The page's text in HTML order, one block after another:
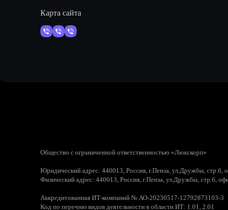
Карта сайта
Общество с ограниченной ответственностью «Люкскорп»
Юридический адрес: 440013, Россия, г.Пенза, ул.Дружбы, стр.6,
Физический адрес: 440013, Россия, г.Пенза, ул.Дружбы, стр.6,
Аккредитованная ИТ-компаний № АО-20230517-12792873103-3
Код по перечню видов деятельности в области ИТ: 1.01, 2.01